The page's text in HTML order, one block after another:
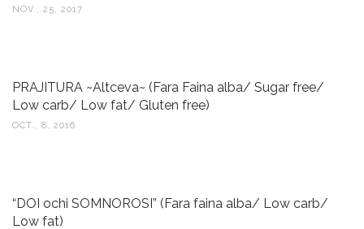
NOV., 25, 2017
PRAJITURA ~Altceva~ (Fara Faina alba/ Sugar free/
Low carb/ Low fat/ Gluten free)
OCT., 8, 2016
“DOI ochi SOMNOROSI” (Fara faina alba/ Low carb/
Low fat)